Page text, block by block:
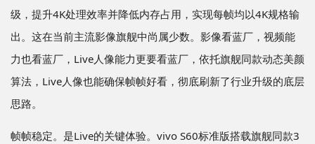
级，提升4K处理效率并降低内存占用，实现每帧均以4K规格输
出。这在当前主流影像旗舰中尚属少数。影像看蓝厂，视频能
力也看蓝厂，Live人像能力更要看蓝厂，依托旗舰同款动态美颜
算法，Live人像也能确保帧帧好看，彻底刷新了行业升级的底层
思路。
帧帧稳定。是Live的关键体验。vivo S60标准版搭载旗舰同款3